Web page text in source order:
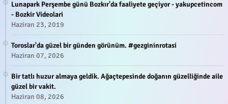
Lunapark Perşembe günü Bozkır'da faaliyete geçiyor - yakupcetincom
- Bozkir Videolari
Haziran 23, 2019
Toroslar'da güzel bir günden görünüm. #gezgininrotasi
Haziran 07, 2026
Bir tatlı huzur almaya geldik. Ağaçtepesinde doğanın güzelliğinde aile
güzel bir vakit.
Haziran 08, 2026